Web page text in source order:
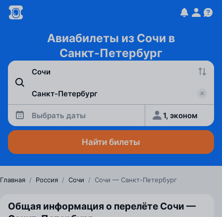
Авиабилеты из Сочи в
Санкт-Петербург
Выбрать даты 1, эконом
Найти билеты
Главная / Россия / Сочи / Сочи — Санкт-Петербург
Общая информация о перелёте Сочи —